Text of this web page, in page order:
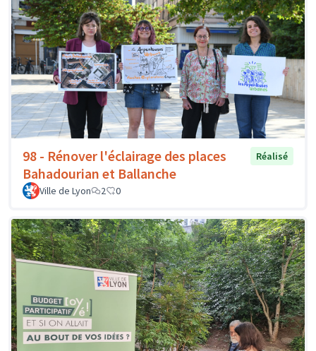
98 - Rénover l'éclairage des places
Bahadourian et Ballanche
Réalisé
Ville de Lyon 2 0